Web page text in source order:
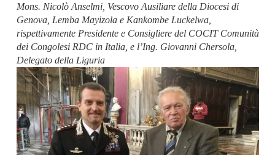
Mons. Nicolò Anselmi, Vescovo Ausiliare della Diocesi di
Genova, Lemba Mayizola e Kankombe Luckelwa,
rispettivamente Presidente e Consigliere del COCIT Comunità
dei Congolesi RDC in Italia, e l’Ing. Giovanni Chersola,
Delegato della Liguria